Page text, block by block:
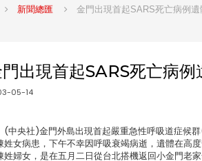
新聞總匯 金門出現首起SARS死亡病例
出現首起SARS死亡病例
05-14
央社)金門外島出現首起嚴重急性呼吸道症候群
姓女病患，下午不幸因呼吸衰竭病逝，遺體在
姓婦女，是在五月二日從台北搭機返回小金門老